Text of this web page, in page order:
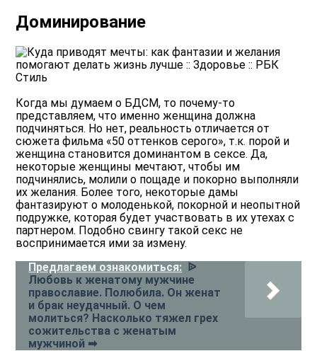
Доминирование
Когда мы думаем о БДСМ, то почему-то
представляем, что именно женщина должна
подчиняться. Но нет, реальность отличается от
сюжета фильма «50 оттенков серого», т.к. порой и
женщина становится доминантом в сексе. Да,
некоторые женщины мечтают, чтобы им
подчинялись, молили о пощаде и покорно выполняли
их желания. Более того, некоторые дамы
фантазируют о молоденькой, покорной и неопытной
подружке, которая будет участвовать в их утехах с
партнером. Подобно свингу такой секс не
воспринимается ими за измену.
Предлагаем ознакомиться: ᐉ
Любовь к женатому мужчине
православие. Полюбила. Он женат
и брак неудачный. О чем
молиться? Насколько тяжел грех
сожительства с женатым
мужчиной ➡